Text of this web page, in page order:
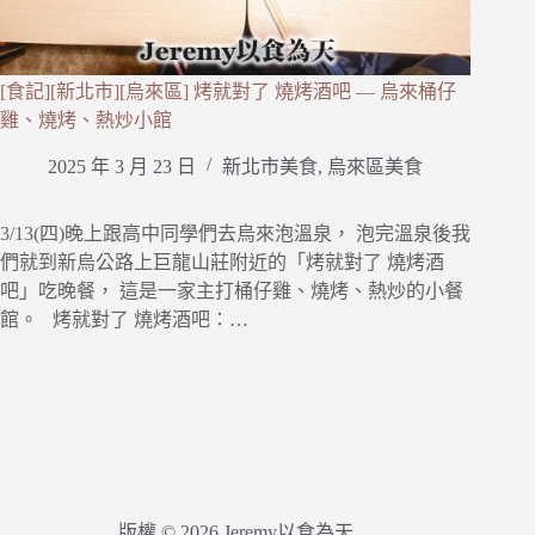
[食記][新北市][烏來區] 烤就對了 燒烤酒吧 — 烏來桶仔
雞、燒烤、熱炒小館
2025 年 3 月 23 日 新北市美食, 烏來區美食
3/13(四)晚上跟高中同學們去烏來泡溫泉， 泡完溫泉後我
們就到新烏公路上巨龍山莊附近的「烤就對了 燒烤酒
吧」吃晚餐， 這是一家主打桶仔雞、燒烤、熱炒的小餐
館。 烤就對了 燒烤酒吧：…